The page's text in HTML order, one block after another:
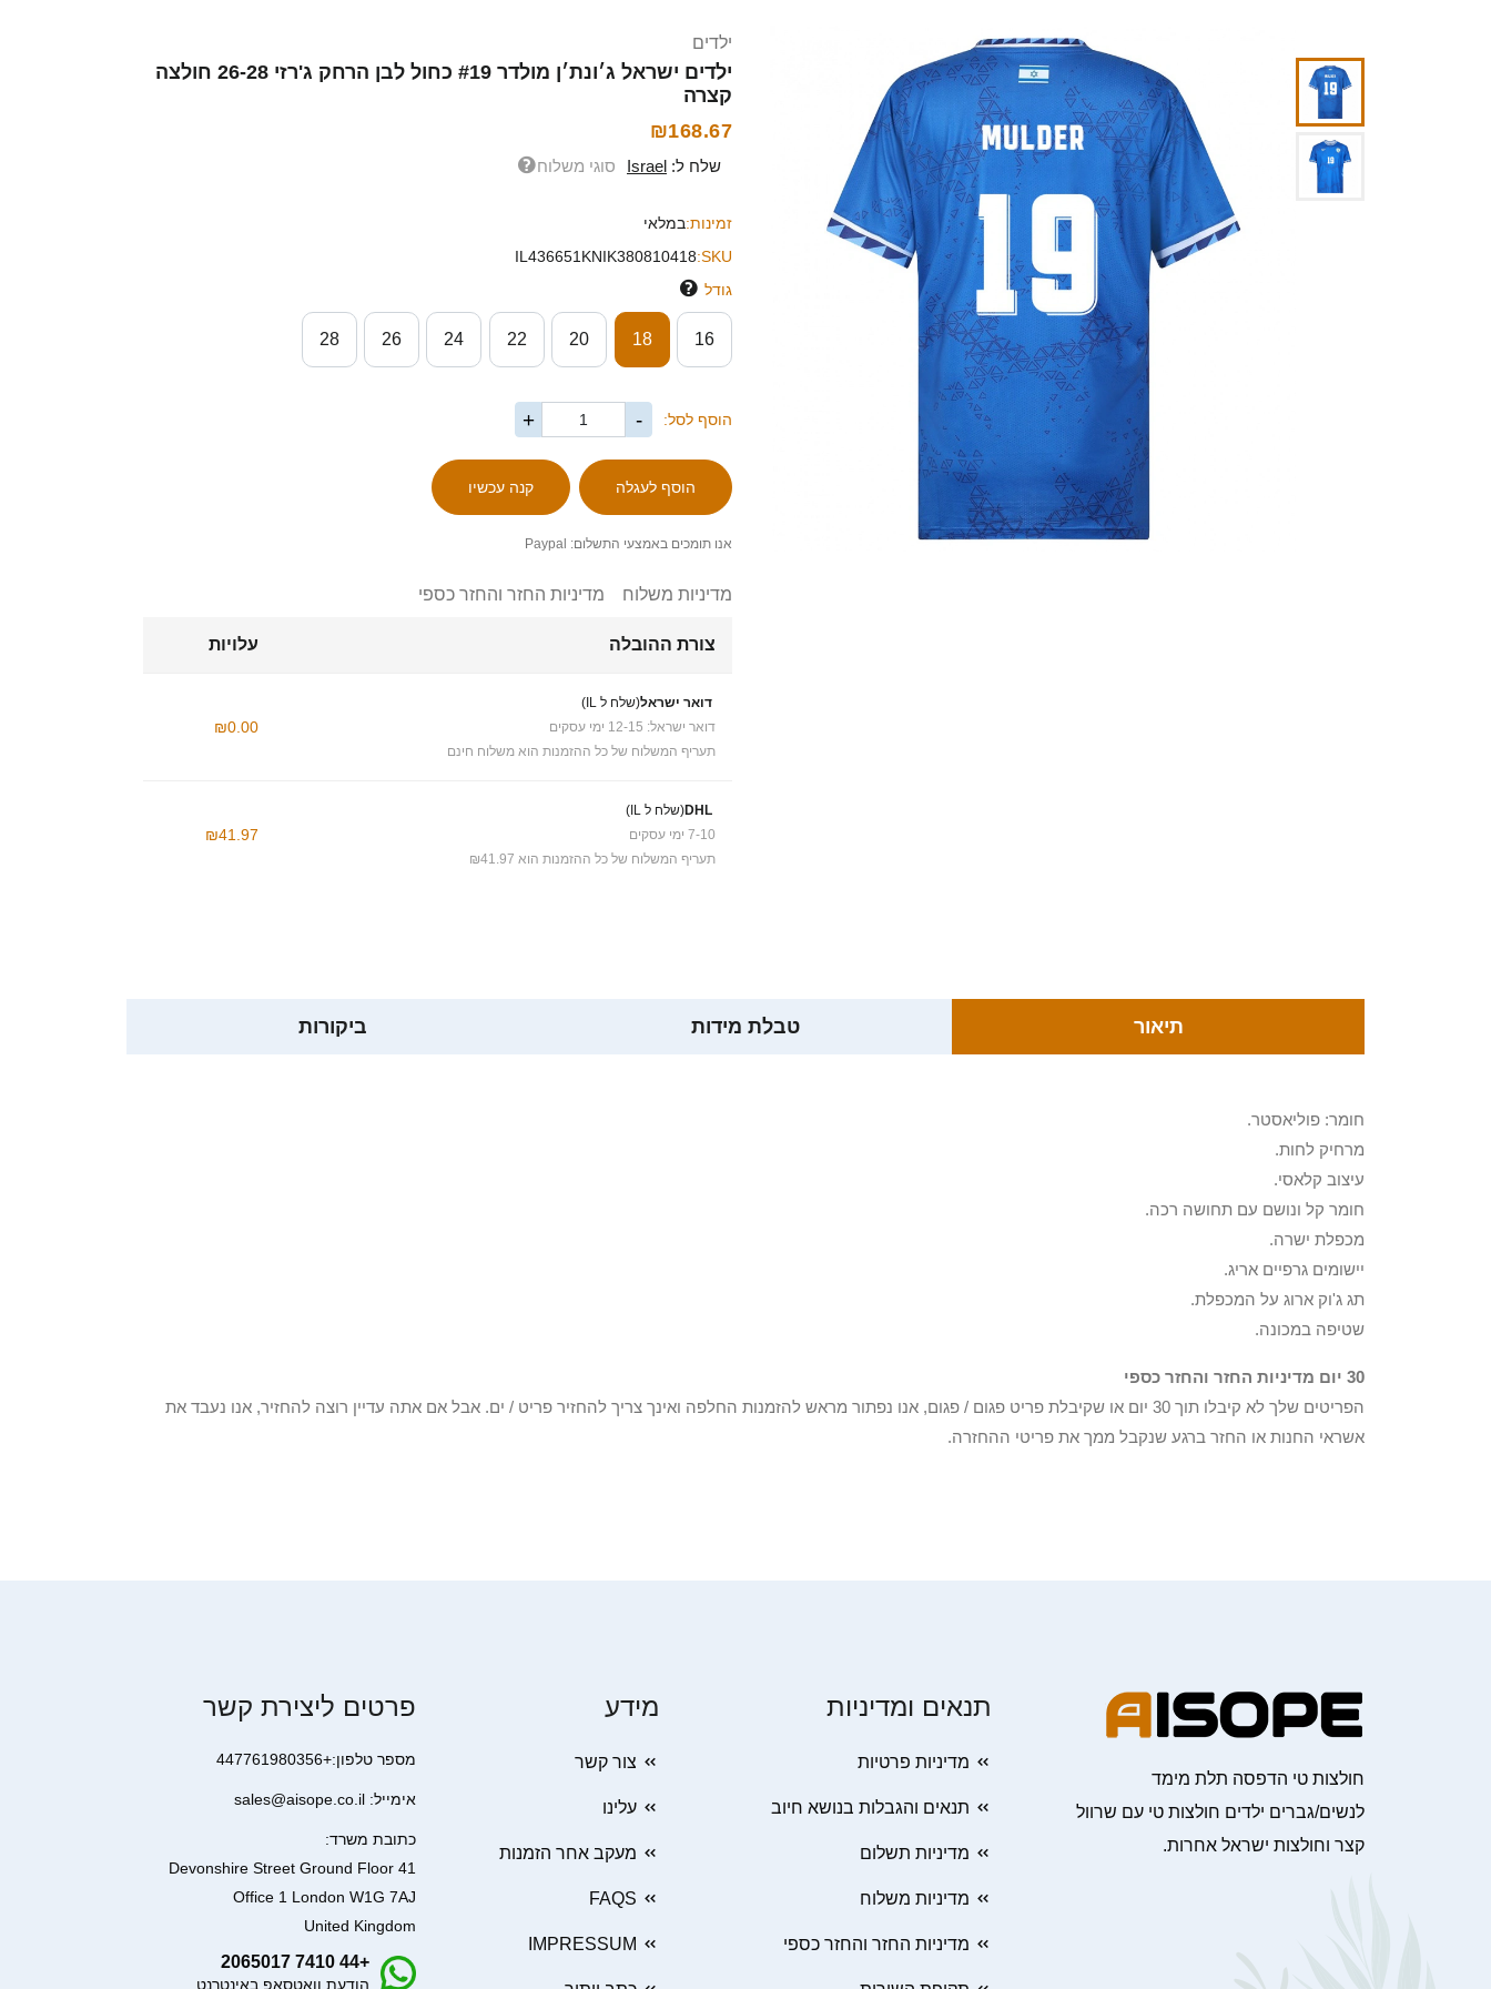
ילדים
ילדים ישראל ג׳ונת׳ן מולדר #19 כחול לבן הרחק ג'רזי 26-28 חולצה
קצרה
₪168.67
שלח ל: Israel סוגי משלוח
זמינות:במלאי
SKU:
IL436651KNIK380810418
גודל
16
18
20
22
24
26
28
הוסף לסל: -
+
אנו תומכים באמצעי התשלום: Paypal
מדיניות משלוח מדיניות החזר והחזר כספי
צורת ההובלה עלויות
דואר ישראל(שלח ל IL)
דואר ישראל: 12-15 ימי עסקים
תעריף המשלוח של כל ההזמנות הוא משלוח חינם
₪0.00
DHL(שלח ל IL)
7-10 ימי עסקים
תעריף המשלוח של כל ההזמנות הוא ₪41.97
₪41.97
תיאור טבלת מידות ביקורות
חומר: פוליאסטר.
מרחיק לחות.
עיצוב קלאסי.
חומר קל ונושם עם תחושה רכה.
מכפלת ישרה.
יישומים גרפיים אריג.
תג ג'וק ארוג על המכפלת.
שטיפה במכונה.
30 יום מדיניות החזר והחזר כספי
הפריטים שלך לא קיבלו תוך 30 יום או שקיבלת פריט פגום / פגום, אנו נפתור מראש להזמנות החלפה ואינך צריך להחזיר פריט / ים. אבל אם אתה עדיין רוצה להחזיר, אנו נעבד את
אשראי החנות או החזר ברגע שנקבל ממך את פריטי ההחזרה.
חולצות טי הדפסה תלת מימד
לנשים/גברים ילדים חולצות טי עם שרוול
קצר וחולצות ישראל אחרות.
תנאים ומדיניות
מדיניות פרטיות
תנאים והגבלות בנושא חיוב
מדיניות תשלום
מדיניות משלוח
מדיניות החזר והחזר כספי
מידע
צור קשר
עלינו
מעקב אחר הזמנות
FAQS
IMPRESSUM
פרטים ליצירת קשר
מספר טלפון:+447761980356
אימייל: sales@aisope.co.il
כתובת משרד:
41 Devonshire Street Ground Floor
Office 1 London W1G 7AJ
United Kingdom
+44 7410 2065017
הודעת וואטסאפ באינטרנט